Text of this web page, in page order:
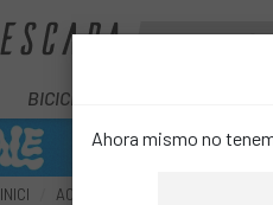
BICICLETES
INICI ACCESSORIS
Ahora mismo no